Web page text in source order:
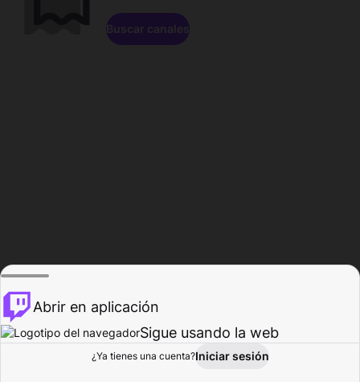
Explorar Actividad
Buscar canales
Abrir en aplicación
Sigue usando la web
¿Ya tienes una cuenta?Iniciar sesión